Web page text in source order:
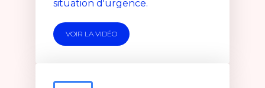
situation d'urgence.
VOIR LA VIDÉO